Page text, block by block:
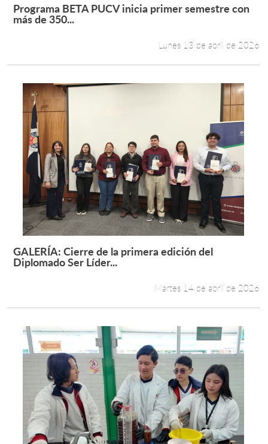
Leer más +
Programa BETA PUCV inicia primer semestre con
más de 350...
Lunes 13 de abril de 2026
Leer más +
GALERÍA: Cierre de la primera edición del
Diplomado Ser Líder...
Martes 14 de abril de 2026